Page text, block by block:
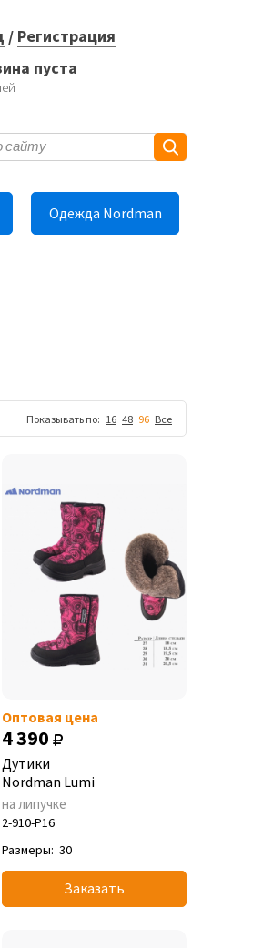
/ Регистрация
пуста
Одежда Nordman
Показывать по: 16 48 96 Все
Оптовая цена
4 390
Дутики
Nordman Lumi
на липучке
2-910-P16
Размеры: 30
Заказать